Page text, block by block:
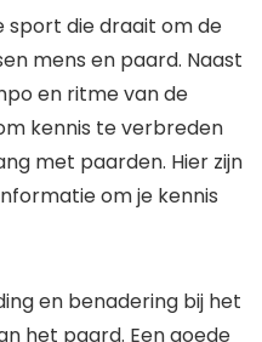
sport die draait om de
mens en paard. Naast
en ritme van de
kennis te verbreden
met paarden. Hier zijn
om je kennis
en benadering bij het
het paard. Een goede